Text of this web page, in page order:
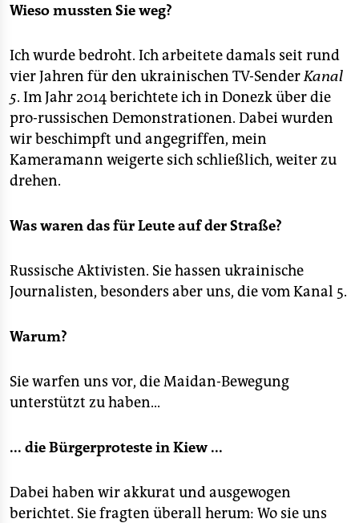
Wieso mussten Sie weg?
Ich wurde bedroht. Ich arbeitete damals seit rund
vier Jahren für den ukrainischen TV-SenderKanal
5. Im Jahr 2014 berichtete ich in Donezk über die
pro-russischen Demonstrationen. Dabei wurden
wir beschimpft und angegriffen, mein
Kameramann weigerte sich schließlich, weiter zu
drehen.
Was waren das für Leute auf der Straße?
Russische Aktivisten. Sie hassen ukrainische
Journalisten, besonders aber uns, die vom Kanal 5.
Warum?
Sie warfen uns vor, die Maidan-Bewegung
unterstützt zu haben...
... die Bürgerproteste in Kiew ...
Dabei haben wir akkurat und ausgewogen
berichtet. Sie fragten überall herum: Wo sie uns